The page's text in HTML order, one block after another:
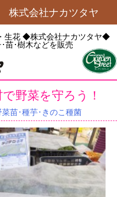
株式会社ナカツタヤ
生花◆株式会社ナカツタヤ◆
苗･樹木などを販売
野菜を守ろう！
苗･種芋･きのこ種菌